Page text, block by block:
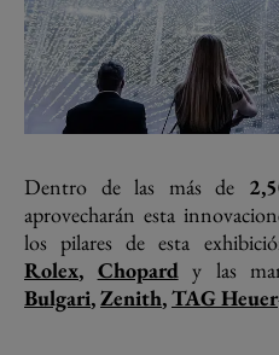
Dentro de las más de
aprovecharán esta
los pilares de esta
Rolex, Chopard y las
Bulgari,Zenith,TAG Heuer